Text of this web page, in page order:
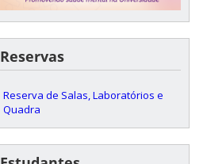
Reservas
Reserva de Salas, Laboratórios e
Quadra